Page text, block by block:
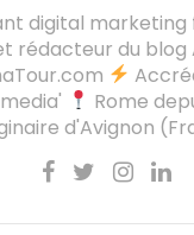
digital marketing
rédacteur du blog
Rome
d'Avignon